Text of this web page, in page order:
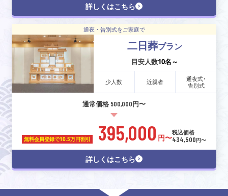
詳しくはこちら
通夜・告別式をご家庭で
二日葬プラン
目安人数10名～
少人数 近親者
通夜式･
告別式
通常価格 500,000円〜
無料会員登録で10.5万円割引 395,000 円〜
税込価格
434,500円〜
詳しくはこちら